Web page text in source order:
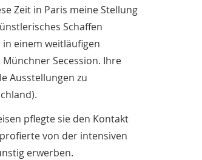
Zeit in Paris meine Stellung
Schaffen
einem weitläufigen
Secession. Ihre
Ausstellungen zu
pflegte sie den Kontakt
von der intensiven
erwerben.